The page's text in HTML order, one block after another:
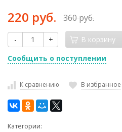
220 руб. 360 руб.
- + В корзину
Сообщить о поступлении
К сравнению В избранное
Категории: